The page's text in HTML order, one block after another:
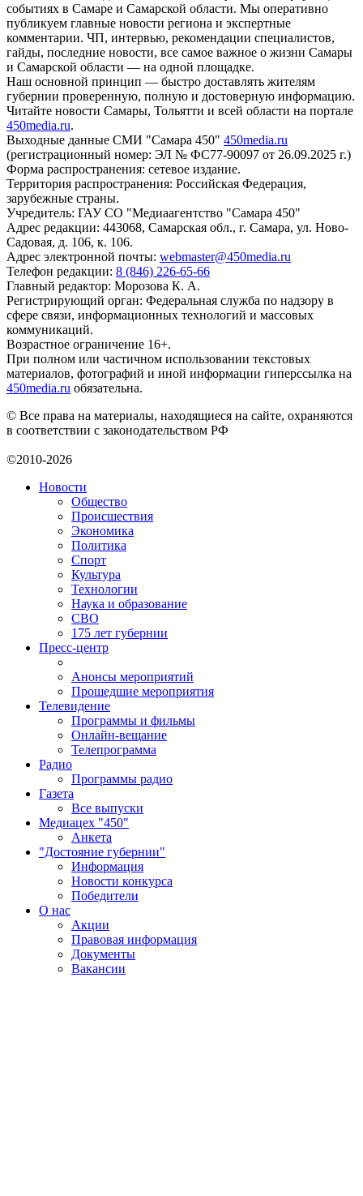
событиях в Самаре и Самарской области. Мы оперативно
публикуем главные новости региона и экспертные
комментарии. ЧП, интервью, рекомендации специалистов,
гайды, последние новости, все самое важное о жизни Самары
и Самарской области — на одной площадке.
Наш основной принцип — быстро доставлять жителям
губернии проверенную, полную и достоверную информацию.
Читайте новости Самары, Тольятти и всей области на портале
450media.ru.
Выходные данные СМИ "Самара 450" 450media.ru
(регистрационный номер: ЭЛ № ФС77-90097 от 26.09.2025 г.)
Форма распространения: сетевое издание.
Территория распространения: Российская Федерация,
зарубежные страны.
Учредитель: ГАУ СО "Медиаагентство "Самара 450"
Адрес редакции: 443068, Самарская обл., г. Самара, ул. Ново-
Садовая, д. 106, к. 106.
Адрес электронной почты: webmaster@450media.ru
Телефон редакции: 8 (846) 226-65-66
Главный редактор: Морозова К. А.
Регистрирующий орган: Федеральная служба по надзору в
сфере связи, информационных технологий и массовых
коммуникаций.
Возрастное ограничение 16+.
При полном или частичном использовании текстовых
материалов, фотографий и иной информации гиперссылка на
450media.ru обязательна.
© Все права на материалы, находящиеся на сайте, охраняются
в соответствии с законодательством РФ
©2010-2026
Новости
Общество
Происшествия
Экономика
Политика
Спорт
Культура
Технологии
Наука и образование
СВО
175 лет губернии
Пресс-центр
Анонсы мероприятий
Прошедшие мероприятия
Телевидение
Программы и фильмы
Онлайн-вещание
Телепрограмма
Радио
Программы радио
Газета
Все выпуски
Медиацех "450"
Анкета
"Достояние губернии"
Информация
Новости конкурса
Победители
О нас
Акции
Правовая информация
Документы
Вакансии